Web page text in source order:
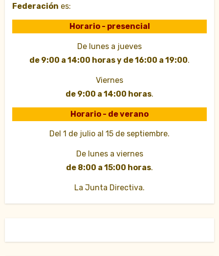
Federación es:
Horario - presencial
De lunes a jueves
de 9:00 a 14:00 horas y de 16:00 a 19:00.
Viernes
de 9:00 a 14:00 horas.
Horario - de verano
Del 1 de julio al 15 de septiembre.
De lunes a viernes
de 8:00 a 15:00 horas.
La Junta Directiva.